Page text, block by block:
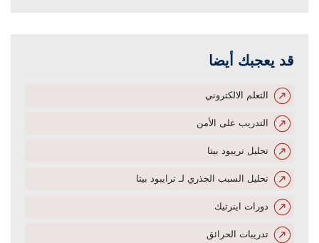
قد يعجبك أيضا
التعلم الالكتروني
التدريب على الأمن
تحليل تريبود بيتا
تحليل السبب الجذري لـ ترايبود بيتا
دورات اينرتيك
تدريبات الحرائق